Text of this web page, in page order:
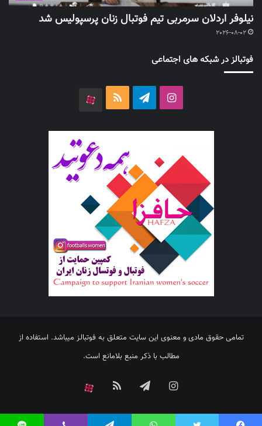
نیلوفر اردلان سرمربی تیم فوتبال زنان پرسپولیس شد
2026-08-02
فوتبالز در شبکه های اجتماعی
اینستاگرامتلگرام خوراک
تمامی حقوق مادی و معنوی این سایت متعلق به فوتبالز میباشد. استفاده از
مطالب با ذکر منبع بلامانع است.
اینستاگرامتلگرام خوراک